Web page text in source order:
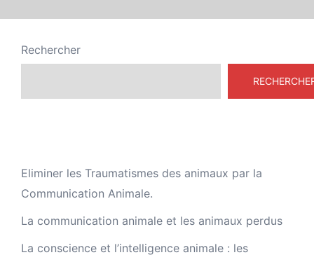
Rechercher
Eliminer les Traumatismes des animaux par la
Communication Animale.
La communication animale et les animaux perdus
La conscience et l’intelligence animale : les